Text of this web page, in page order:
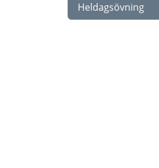
Heldagsövning